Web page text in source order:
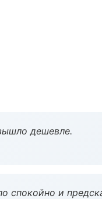
дешевле.
спокойно и